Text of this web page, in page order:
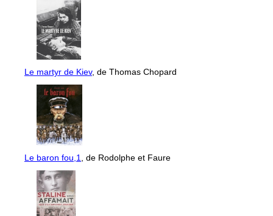
Le martyr de Kiev, de Thomas Chopard
Le baron fou,1 , de Rodolphe et Faure